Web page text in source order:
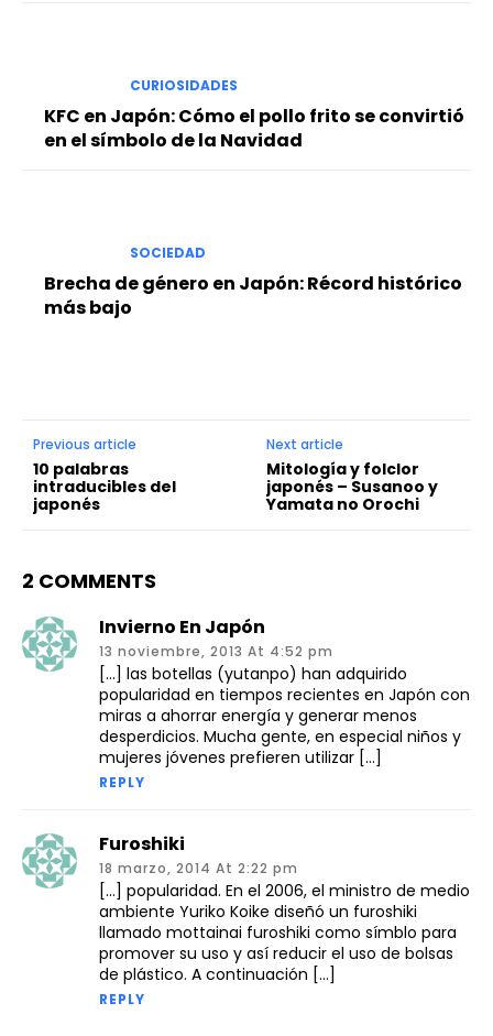
CURIOSIDADES
KFC en Japón: Cómo el pollo frito se convirtió
en el símbolo de la Navidad
SOCIEDAD
Brecha de género en Japón: Récord histórico
más bajo
Previous article
10 palabras
intraducibles del
japonés
Next article
Mitología y folclor
japonés – Susanoo y
Yamata no Orochi
2 COMMENTS
Invierno En Japón
13 noviembre, 2013 At 4:52 pm
[…] las botellas (yutanpo) han adquirido
popularidad en tiempos recientes en Japón con
miras a ahorrar energía y generar menos
desperdicios. Mucha gente, en especial niños y
mujeres jóvenes prefieren utilizar […]
REPLY
Furoshiki
18 marzo, 2014 At 2:22 pm
[…] popularidad. En el 2006, el ministro de medio
ambiente Yuriko Koike diseñó un furoshiki
llamado mottainai furoshiki como símblo para
promover su uso y así reducir el uso de bolsas
de plástico. A continuación […]
REPLY